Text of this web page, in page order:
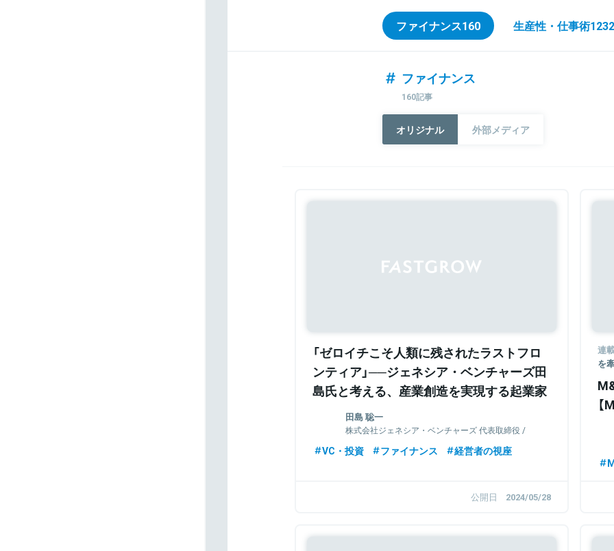
ファイナンス160 生産性・仕事術1232
ファイナンス
160記事
オリジナル 外部メディア
「ゼロイチこそ人類に残されたラストフロ
ンティア」──ジェネシア・ベンチャーズ田
島氏と考える、産業創造を実現する起業家
とVCの在り方
田島 聡一
株式会社ジェネシア・ベンチャーズ 代表取締役 /
VC・投資 ファイナンス 経営者の視座
公開日 2024/05/28
連
を